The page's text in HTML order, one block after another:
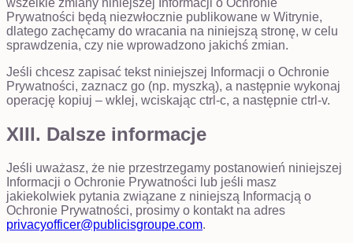
Prywatności będą niezwłocznie publikowane w Witrynie,
dlatego zachęcamy do wracania na niniejszą stronę, w celu
sprawdzenia, czy nie wprowadzono jakichś zmian.
Jeśli chcesz zapisać tekst niniejszej Informacji o Ochronie
Prywatności, zaznacz go (np. myszką), a następnie wykonaj
operację kopiuj – wklej, wciskając ctrl-c, a następnie ctrl-v.
XIII. Dalsze informacje
Jeśli uważasz, że nie przestrzegamy postanowień niniejszej
Informacji o Ochronie Prywatności lub jeśli masz
jakiekolwiek pytania związane z niniejszą Informacją o
Ochronie Prywatności, prosimy o kontakt na adres
privacyofficer@publicisgroupe.com.